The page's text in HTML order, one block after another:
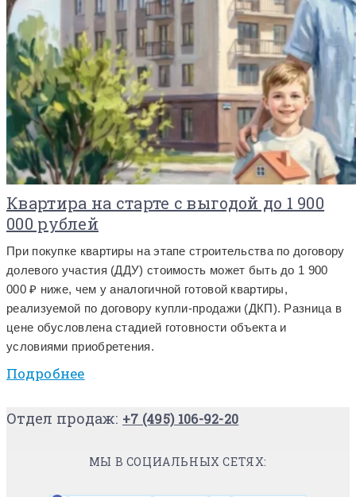
Квартира на старте с выгодой до 1 900
000 рублей
При покупке квартиры на этапе строительства по договору
долевого участия (ДДУ) стоимость может быть до 1 900
000 ₽ ниже, чем у аналогичной готовой квартиры,
реализуемой по договору купли-продажи (ДКП). Разница в
цене обусловлена стадией готовности объекта и
условиями приобретения.
Подробнее
Отдел продаж: +7 (495) 106-92-20
МЫ В СОЦИАЛЬНЫХ СЕТЯХ: